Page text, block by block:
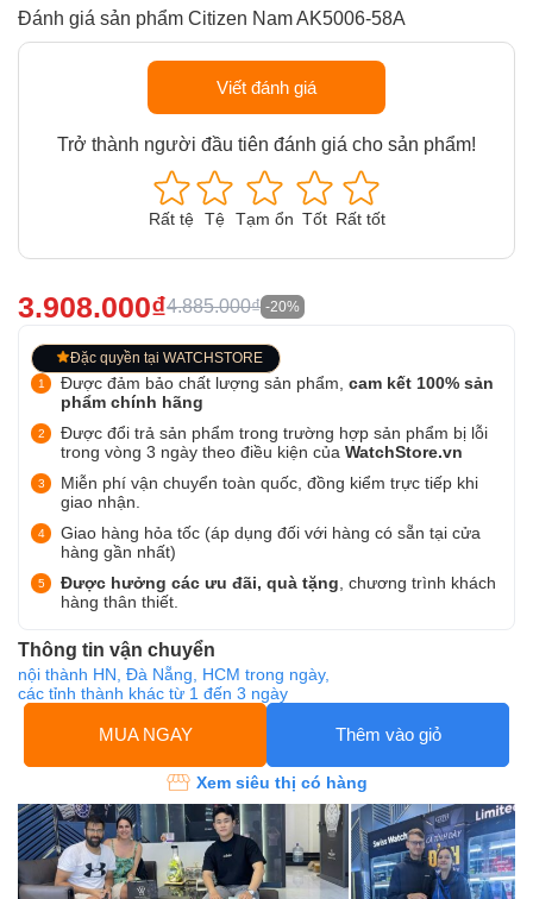
Đánh giá sản phẩm Citizen Nam AK5006-58A
Viết đánh giá
Trở thành người đầu tiên đánh giá cho sản phẩm!
Rất tệ Tệ Tạm ổn Tốt Rất tốt
3.908.000₫4.885.000₫ -20%
Đặc quyền tại WATCHSTORE
Được đảm bảo chất lượng sản phẩm, cam kết 100% sản
phẩm chính hãng
Được đổi trả sản phẩm trong trường hợp sản phẩm bị lỗi
trong vòng 3 ngày theo điều kiện của WatchStore.vn
Miễn phí vận chuyển toàn quốc, đồng kiểm trực tiếp khi
giao nhận.
Giao hàng hỏa tốc (áp dụng đối với hàng có sẵn tại cửa
hàng gần nhất)
Được hưởng các ưu đãi, quà tặng , chương trình khách
hàng thân thiết.
Thông tin vận chuyển
nội thành HN, Đà Nẵng, HCM trong ngày,
các tỉnh thành khác từ 1 đến 3 ngày
MUA NGAY Thêm vào giỏ
Xem siêu thị có hàng